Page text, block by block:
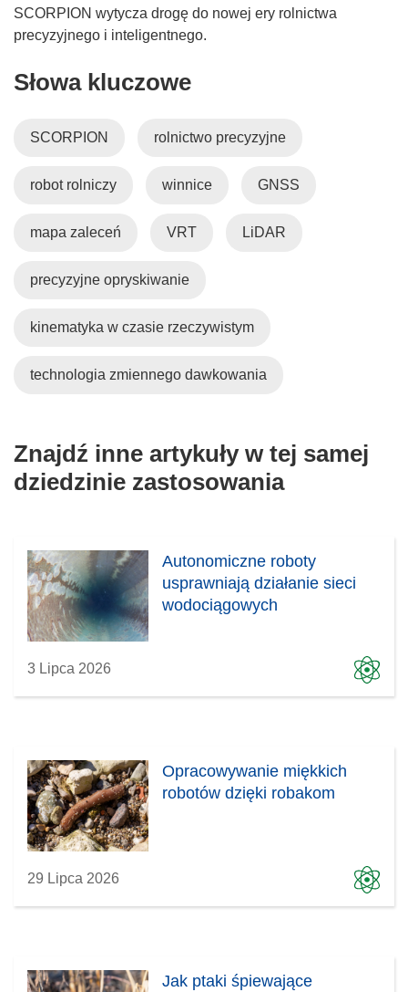
SCORPION wytycza drogę do nowej ery rolnictwa
precyzyjnego i inteligentnego.
Słowa kluczowe
SCORPION rolnictwo precyzyjne
robot rolniczy winnice GNSS
mapa zaleceń VRT LiDAR
precyzyjne opryskiwanie
kinematyka w czasie rzeczywistym
technologia zmiennego dawkowania
Znajdź inne artykuły w tej samej
dziedzinie zastosowania
Autonomiczne roboty
usprawniają działanie sieci
wodociągowych
3 Lipca 2026
Opracowywanie miękkich
robotów dzięki robakom
29 Lipca 2026
Jak ptaki śpiewające